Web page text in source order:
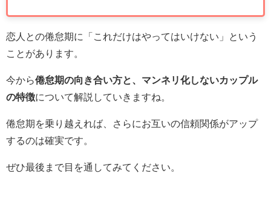
恋人との倦怠期に「これだけはやってはいけない」という
ことがあります。
今から倦怠期の向き合い方と、マンネリ化しないカップル
の特徴について解説していきますね。
倦怠期を乗り越えれば、さらにお互いの信頼関係がアップ
するのは確実です。
ぜひ最後まで目を通してみてください。